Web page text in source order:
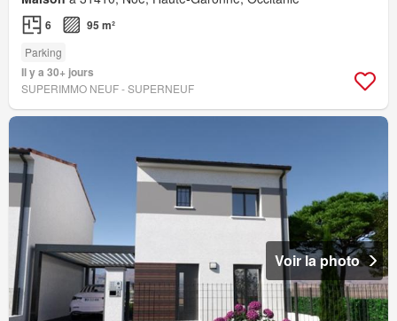
6 95 m²
Parking
Il y a 30+ jours
SUPERIMMO NEUF - SUPERNEUF
Voir la photo